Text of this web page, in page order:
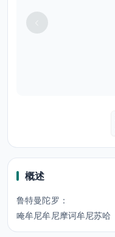
概述
鲁特曼陀罗：
唵牟尼牟尼摩诃牟尼苏哈